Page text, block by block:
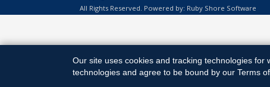
All Rights Reserved. Powered by: Ruby Shore Software
Our site uses cookies and tracking technologies for
technologies and agree to be bound by our Terms